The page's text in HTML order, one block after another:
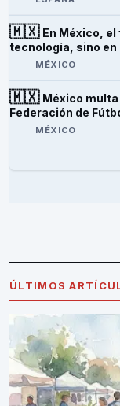
🇲🇽 En México,
tecnología, sino
MÉXICO
🇲🇽 México
Federación de
MÉXICO
ÚLTIMOS